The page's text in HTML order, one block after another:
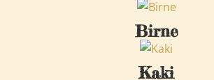
Birne
Kaki